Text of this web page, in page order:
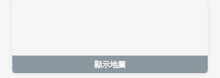
顯示地圖